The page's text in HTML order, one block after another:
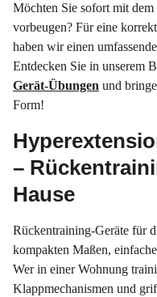
Möchten Sie sofort mit
vorbeugen? Für eine
haben wir einen
Entdecken Sie in unserem
Gerät-Übungen und
Form!
–
Hause
Rückentraining-Geräte für
kompakten Maßen,
Wer in einer Wohnung
Klappmechanismen und